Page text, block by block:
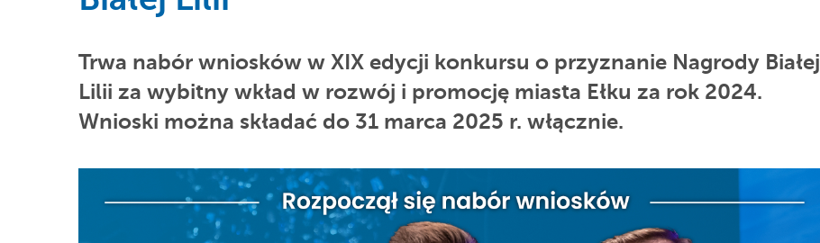
Trwa nabór wniosków w XIX edycji konkursu o przyznanie Nagrody Białej
Lilii za wybitny wkład w rozwój i promocję miasta Ełku za rok 2024.
Wnioski można składać do 31 marca 2025 r. włącznie.